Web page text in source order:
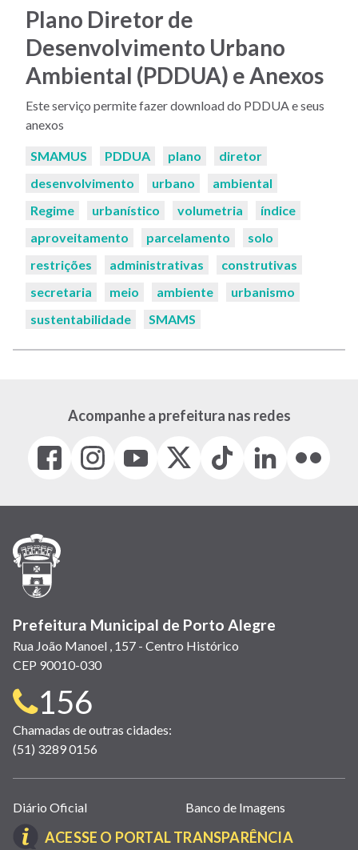
Plano Diretor de
Desenvolvimento Urbano
Ambiental (PDDUA) e Anexos
Este serviço permite fazer download do PDDUA e seus
anexos
Palavras-
SMAMUS PDDUA plano
diretor
desenvolvimento
urbano
ambiental
Regime
urbanístico volumetria
índice
aproveitamento
parcelamento
solo
restrições
administrativas
construtivas
secretaria
meio ambiente
urbanismo
sustentabilidade
SMAMS
Acompanhe a prefeitura nas redes
Facebook
(link
em
janela)
Instagram
(link
em
(link
em
(Antigo
(link
Tiktok
(link
em
LinkedIn
(link
em
(link
em
Prefeitura Municipal de Porto Alegre
Rua João Manoel , 157 - Centro Histórico
CEP 90010-030
Telefone
para
contato:
156
Chamadas de outras cidades:
(51) 3289 0156
Links
úteis
(abrem
Diário Oficial Banco de Imagens
ACESSE O PORTAL TRANSPARÊNCIA(LINK